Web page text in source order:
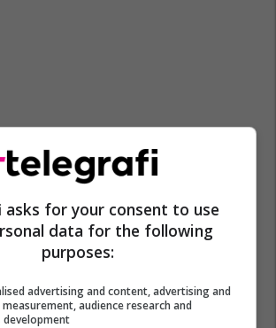
Çmimi I Naftës
asks for your consent to use
data for the following
purposes:
advertising and content, advertising and
audience research and
development